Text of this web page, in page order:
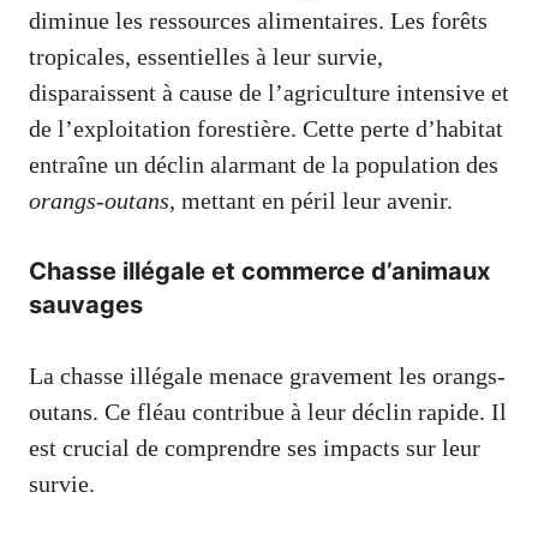
diminue les ressources alimentaires. Les forêts
tropicales, essentielles à leur survie,
disparaissent à cause de l’agriculture intensive et
de l’exploitation forestière. Cette perte d’habitat
entraîne un déclin alarmant de la population des
orangs-outans, mettant en péril leur avenir.
Chasse illégale et commerce d’animaux
sauvages
La chasse illégale menace gravement les orangs-
outans. Ce fléau contribue à leur déclin rapide. Il
est crucial de comprendre ses impacts sur leur
survie.